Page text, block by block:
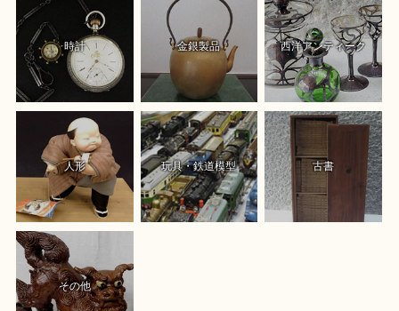
時計 金銀製品 西洋アンティーク
人形 玩具・鉄道模型 古書
その他